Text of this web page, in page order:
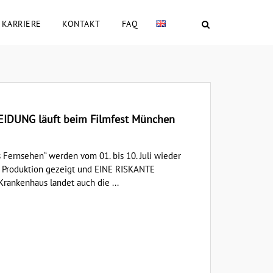
KARRIERE KONTAKT FAQ
läuft beim Filmfest München
werden vom 01. bis 10. Juli wieder
gezeigt und EINE RISKANTE
landet auch die ...